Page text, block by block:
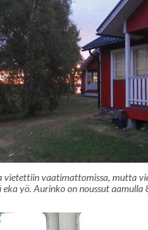
vietettiin vaatimattomissa, mutta
eka yö. Aurinko on noussut aamulla